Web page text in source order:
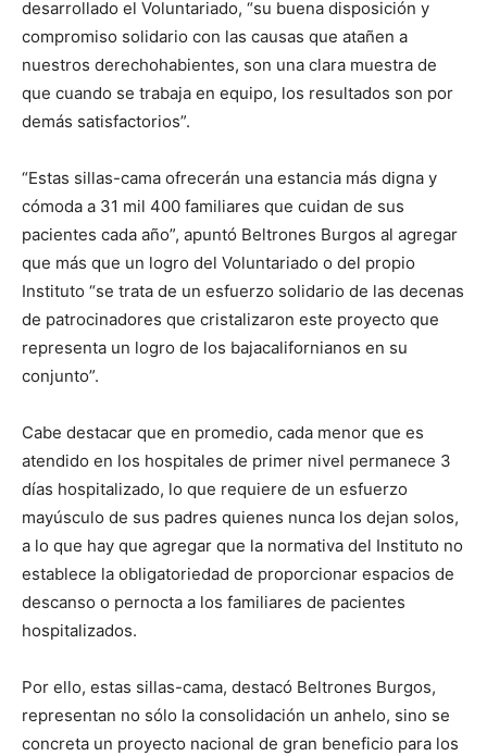
desarrollado el Voluntariado, “su buena disposición y
compromiso solidario con las causas que atañen a
nuestros derechohabientes, son una clara muestra de
que cuando se trabaja en equipo, los resultados son por
demás satisfactorios”.
“Estas sillas-cama ofrecerán una estancia más digna y
cómoda a 31 mil 400 familiares que cuidan de sus
pacientes cada año”, apuntó Beltrones Burgos al agregar
que más que un logro del Voluntariado o del propio
Instituto “se trata de un esfuerzo solidario de las decenas
de patrocinadores que cristalizaron este proyecto que
representa un logro de los bajacalifornianos en su
conjunto”.
Cabe destacar que en promedio, cada menor que es
atendido en los hospitales de primer nivel permanece 3
días hospitalizado, lo que requiere de un esfuerzo
mayúsculo de sus padres quienes nunca los dejan solos,
a lo que hay que agregar que la normativa del Instituto no
establece la obligatoriedad de proporcionar espacios de
descanso o pernocta a los familiares de pacientes
hospitalizados.
Por ello, estas sillas-cama, destacó Beltrones Burgos,
representan no sólo la consolidación un anhelo, sino se
concreta un proyecto nacional de gran beneficio para los